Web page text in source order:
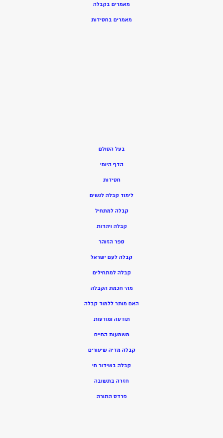
מאמרים בקבלה
מאמרים בחסידות
בעל הסולם
הדף היומי
חסידות
לימוד קבלה לנשים
קבלה למתחיל
קבלה ויהדות
ספר הזוהר
קבלה לעם ישראל
קבלה למתחילים
מהי חכמת הקבלה
האם מותר ללמוד קבלה
תודעה ומודעות
משמעות החיים
קבלה מדיה שיעורים
קבלה בשידור חי
חזרה בתשובה
פרדס התורה